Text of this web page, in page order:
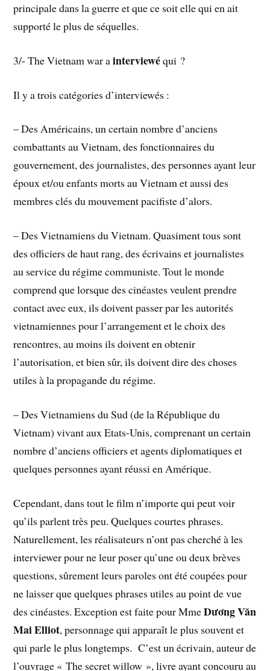
principale dans la guerre et que ce soit elle qui en ait
supporté le plus de séquelles.
3/- The Vietnam war ainterviewéqui ?
Il y a trois catégories d’interviewés :
– Des Américains, un certain nombre d’anciens
combattants au Vietnam, des fonctionnaires du
gouvernement, des journalistes, des personnes ayant leur
époux et/ou enfants morts au Vietnam et aussi des
membres clés du mouvement pacifiste d’alors.
– Des Vietnamiens du Vietnam. Quasiment tous sont
des officiers de haut rang, des écrivains et journalistes
au service du régime communiste. Tout le monde
comprend que lorsque des cinéastes veulent prendre
contact avec eux, ils doivent passer par les autorités
vietnamiennes pour l’arrangement et le choix des
rencontres, au moins ils doivent en obtenir
l’autorisation, et bien sûr, ils doivent dire des choses
utiles à la propagande du régime.
– Des Vietnamiens du Sud (de la République du
Vietnam) vivant aux Etats-Unis, comprenant un certain
nombre d’anciens officiers et agents diplomatiques et
quelques personnes ayant réussi en Amérique.
Cependant, dans tout le film n’importe qui peut voir
qu’ils parlent très peu. Quelques courtes phrases.
Naturellement, les réalisateurs n’ont pas cherché à les
interviewer pour ne leur poser qu’une ou deux brèves
questions, sûrement leurs paroles ont été coupées pour
ne laisser que quelques phrases utiles au point de vue
des cinéastes. Exception est faite pour MmeDương Văn
Mai Elliot, personnage qui apparaît le plus souvent et
qui parle le plus longtemps. C’est un écrivain, auteur de
l’ouvrage « The secret willow », livre ayant concouru au